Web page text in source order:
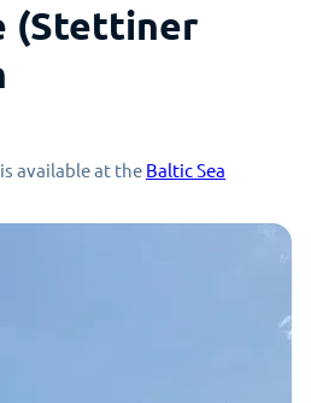
(Stettiner
available at the Baltic Sea